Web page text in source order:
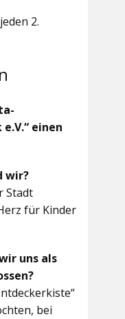
2.
einen
wir?
Stadt
für Kinder
uns als
bei